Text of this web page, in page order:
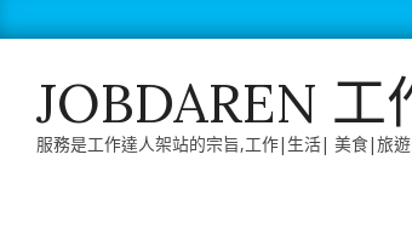
to
JOBDAREN 工
服務是工作達人架站的宗旨,工作|生活| 美食|旅